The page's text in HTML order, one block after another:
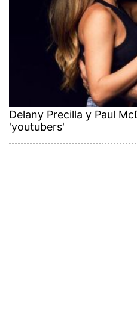
Delany Precilla y Paul
'youtubers'